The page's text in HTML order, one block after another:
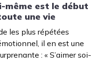
même est le début
une vie
les plus répétées
il en est une
: « S’aimer soi-